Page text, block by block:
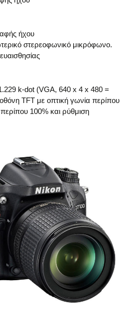
ήχου
στερεοφωνικό μικρόφωνο.
k-dot (VGA, 640 x 4 x 480 =
TFT με οπτική γωνία περίπου
100% και ρύθμιση